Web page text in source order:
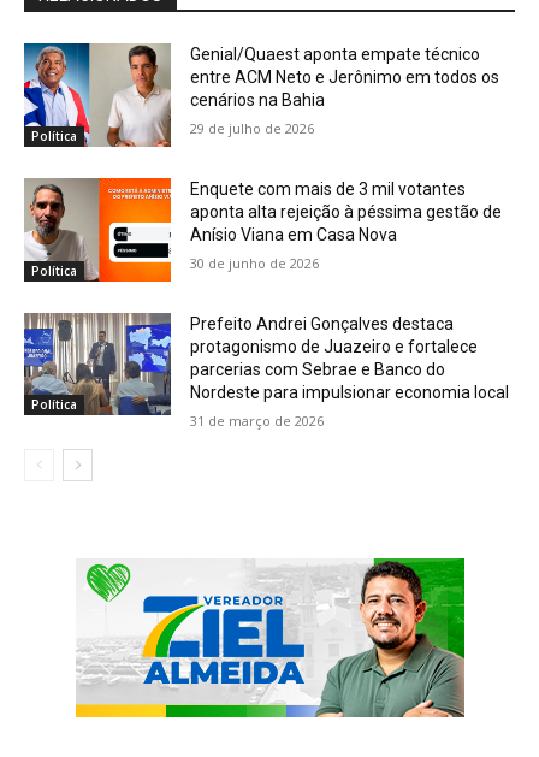
Política
Genial/Quaest aponta empate técnico
entre ACM Neto e Jerônimo em todos os
cenários na Bahia
29 de julho de 2026
Política
Enquete com mais de 3 mil votantes
aponta alta rejeição à péssima gestão de
Anísio Viana em Casa Nova
30 de junho de 2026
Política
Prefeito Andrei Gonçalves destaca
protagonismo de Juazeiro e fortalece
parcerias com Sebrae e Banco do
Nordeste para impulsionar economia local
31 de março de 2026